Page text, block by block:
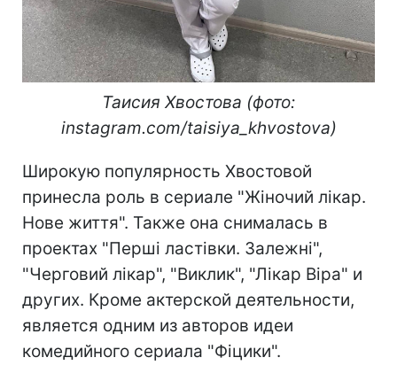
Таисия Хвостова (фото:
instagram.com/taisiya_khvostova)
Широкую популярность Хвостовой
принесла роль в сериале "Жіночий лікар.
Нове життя". Также она снималась в
проектах "Перші ластівки. Залежні",
"Черговий лікар", "Виклик", "Лікар Віра" и
других. Кроме актерской деятельности,
является одним из авторов идеи
комедийного сериала "Фіцики".